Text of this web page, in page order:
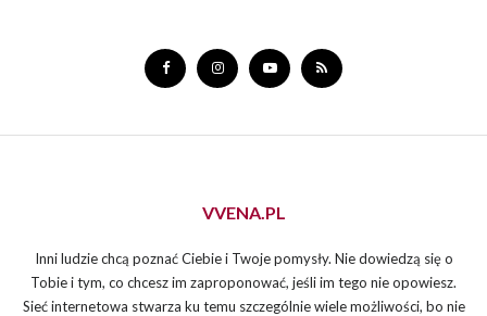
VVENA.PL
Inni ludzie chcą poznać Ciebie i Twoje pomysły. Nie dowiedzą się o
Tobie i tym, co chcesz im zaproponować, jeśli im tego nie opowiesz.
Sieć internetowa stwarza ku temu szczególnie wiele możliwości, bo nie